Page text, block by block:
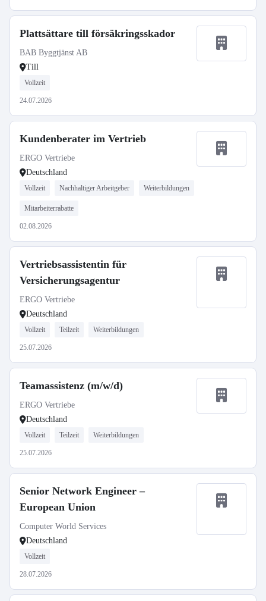
Plattsättare till försäkringsskador
BAB Byggtjänst AB
Till
Vollzeit
24.07.2026
Kundenberater im Vertrieb
ERGO Vertriebe
Deutschland
Vollzeit Nachhaltiger Arbeitgeber Weiterbildungen
Mitarbeiterrabatte
02.08.2026
Vertriebsassistentin für
Versicherungsagentur
ERGO Vertriebe
Deutschland
Vollzeit Teilzeit Weiterbildungen
25.07.2026
Teamassistenz (m/w/d)
ERGO Vertriebe
Deutschland
Vollzeit Teilzeit Weiterbildungen
25.07.2026
Senior Network Engineer –
European Union
Computer World Services
Deutschland
Vollzeit
28.07.2026